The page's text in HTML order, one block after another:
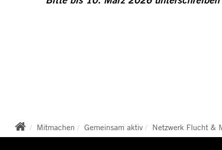
BREADCRUMB
Mitmachen Gemeinsam aktiv Netzwerk Flucht &